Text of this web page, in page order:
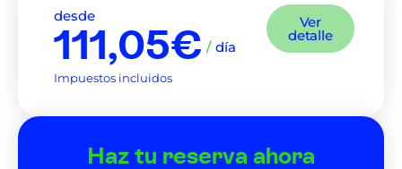
desde
111,05€ / día
Impuestos incluidos
Ver
detalle
Haz tu reserva ahora